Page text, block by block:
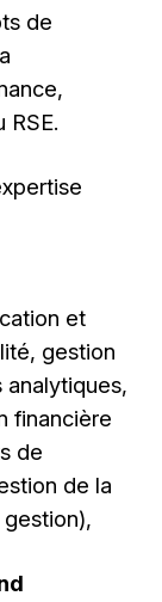
de
RSE.
et
gestion
financière
de
de la